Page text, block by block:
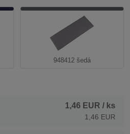
948412 šedá
1,46 EUR / ks
1,46 EUR